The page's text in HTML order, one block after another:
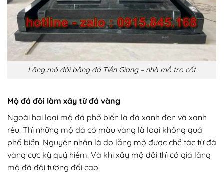
Lăng mộ đôi bằng đá Tiền Giang – nhà mồ tro cốt
Mộ đá đôi làm xây từ đá vàng
Ngoài hai loại mộ đá phổ biến là đá xanh đen và xanh
rêu. Thì những mộ đá có màu vàng là loại không quá
phổ biến. Nguyên nhân là do lăng mộ được chế tác từ đá
vàng cực kỳ quý hiếm. Và khi xây mộ đôi thì có giá lăng
mộ đá đôi tương đối cao.